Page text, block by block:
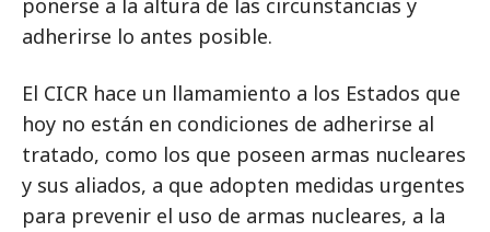
ponerse a la altura de las circunstancias y
adherirse lo antes posible.
El CICR hace un llamamiento a los Estados que
hoy no están en condiciones de adherirse al
tratado, como los que poseen armas nucleares
y sus aliados, a que adopten medidas urgentes
para prevenir el uso de armas nucleares, a la